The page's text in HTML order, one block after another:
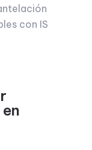
con IS